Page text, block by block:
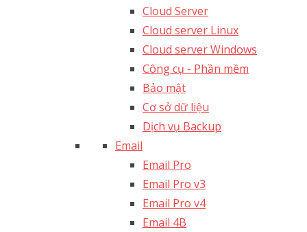
Cloud Server
Cloud server Linux
Cloud server Windows
Công cụ - Phần mềm
Bảo mật
Cơ sở dữ liệu
Dịch vụ Backup
Email
Email Pro
Email Pro v3
Email Pro v4
Email 4B